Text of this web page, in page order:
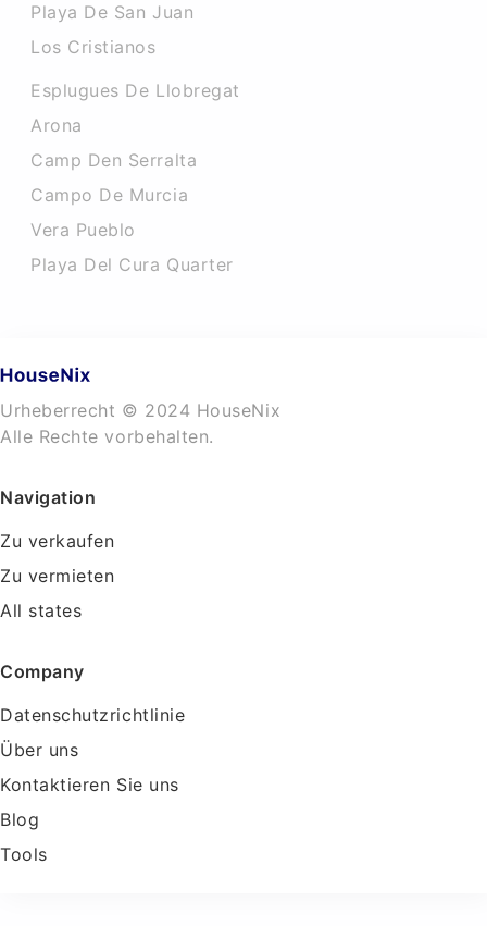
Playa De San Juan
Los Cristianos
Esplugues De Llobregat
Arona
Camp Den Serralta
Campo De Murcia
Vera Pueblo
Playa Del Cura Quarter
Urheberrecht © 2024 HouseNix
Alle Rechte vorbehalten.
Navigation
Zu verkaufen
Zu vermieten
All states
Company
Datenschutzrichtlinie
Über uns
Kontaktieren Sie uns
Blog
Tools